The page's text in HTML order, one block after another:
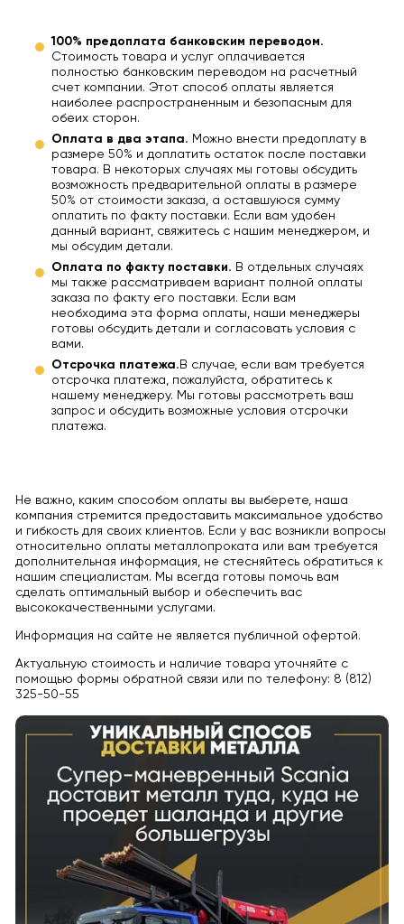
100% предоплата банковским переводом.
Стоимость товара и услуг оплачивается
полностью банковским переводом на расчетный
счет компании. Этот способ оплаты является
наиболее распространенным и безопасным для
обеих сторон.
Оплата в два этапа. Можно внести предоплату в
размере 50% и доплатить остаток после поставки
товара. В некоторых случаях мы готовы обсудить
возможность предварительной оплаты в размере
50% от стоимости заказа, а оставшуюся сумму
оплатить по факту поставки. Если вам удобен
данный вариант, свяжитесь с нашим менеджером, и
мы обсудим детали.
Оплата по факту поставки. В отдельных случаях
мы также рассматриваем вариант полной оплаты
заказа по факту его поставки. Если вам
необходима эта форма оплаты, наши менеджеры
готовы обсудить детали и согласовать условия с
вами.
Отсрочка платежа. В случае, если вам требуется
отсрочка платежа, пожалуйста, обратитесь к
нашему менеджеру. Мы готовы рассмотреть ваш
запрос и обсудить возможные условия отсрочки
платежа.
Не важно, каким способом оплаты вы выберете, наша
компания стремится предоставить максимальное удобство
и гибкость для своих клиентов. Если у вас возникли вопросы
относительно оплаты металлопроката или вам требуется
дополнительная информация, не стесняйтесь обратиться к
нашим специалистам. Мы всегда готовы помочь вам
сделать оптимальный выбор и обеспечить вас
высококачественными услугами.
Информация на сайте не является публичной офертой.
Актуальную стоимость и наличие товара уточняйте с
помощью формы обратной связи или по телефону: 8 (812)
325-50-55